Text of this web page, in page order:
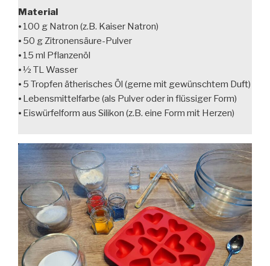
Material
⦁ 100 g Natron (z.B. Kaiser Natron)
⦁ 50 g Zitronensäure-Pulver
⦁ 15 ml Pflanzenöl
⦁ ½ TL Wasser
⦁ 5 Tropfen ätherisches Öl (gerne mit gewünschtem Duft)
⦁ Lebensmittelfarbe (als Pulver oder in flüssiger Form)
⦁ Eiswürfelform aus Silikon (z.B. eine Form mit Herzen)